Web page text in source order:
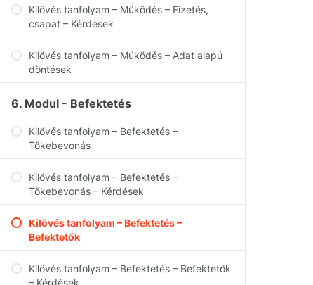
Kilövés tanfolyam – Működés – Fizetés,
csapat – Kérdések
Kilövés tanfolyam – Működés – Adat alapú
döntések
6. Modul - Befektetés
Kilövés tanfolyam – Befektetés –
Tőkebevonás
Kilövés tanfolyam – Befektetés –
Tőkebevonás – Kérdések
Kilövés tanfolyam – Befektetés –
Befektetők
Kilövés tanfolyam – Befektetés – Befektetők
– Kérdések